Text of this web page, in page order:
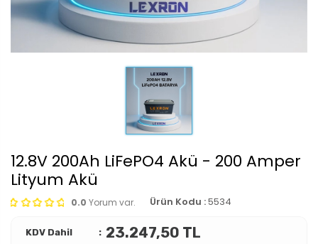
12.8V 200Ah LiFePO4 Akü - 200 Amper
Lityum Akü
0.0 Yorum var. Ürün Kodu :5534
KDV Dahil 23.247,50 TL